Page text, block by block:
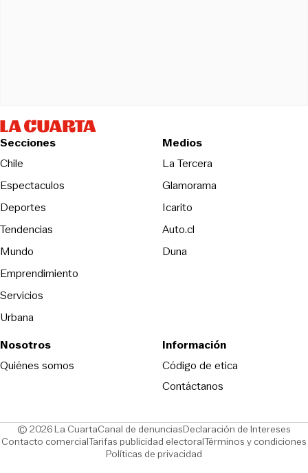
Secciones
Chile
Espectaculos
Deportes
Tendencias
Mundo
Emprendimiento
Servicios
Urbana
Medios
La TerceraOpens in new
Glamorama
Icarito
Auto.cl
DunaOpens in new window
Nosotros
Quiénes somos
Información
Código de eticaOpens in new
Contáctanos
© 2026 La CuartaCanal de denunciasOpens in new window
Declaración de Intereses
Contacto comercialOpens in new window
Tarifas publicidad electoralOpens in new window
Términos y condiciones
Políticas de privacidad